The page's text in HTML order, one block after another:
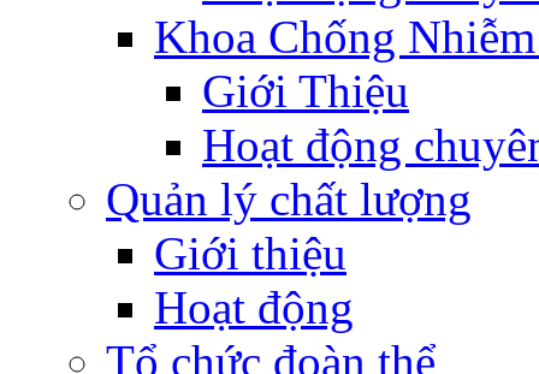
Khoa Chống
Giới Thiệu
Hoạt động
Quản lý chất lượng
Giới thiệu
Hoạt động
Tổ chức đoàn thể